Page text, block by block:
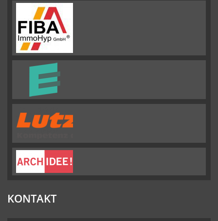
Sternen |
292Emslander
Immobilien
GMBHBewertungen
auf
werkenntdenBESTEN.de
KONTAKT